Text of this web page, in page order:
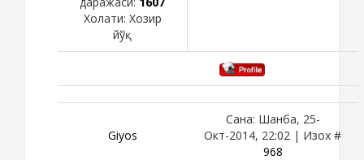
Холати: Хозир
йўқ
Giyos
Сана: Шанба, 25-
Окт-2014, 22:02 | Изох #
968